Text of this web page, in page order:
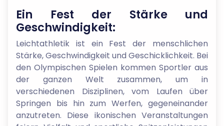
Ein Fest der Stärke und
Geschwindigkeit:
Leichtathletik ist ein Fest der menschlichen
Stärke, Geschwindigkeit und Geschicklichkeit. Bei
den Olympischen Spielen kommen Sportler aus
der ganzen Welt zusammen, um in
verschiedenen Disziplinen, vom Laufen über
Springen bis hin zum Werfen, gegeneinander
anzutreten. Diese ikonischen Veranstaltungen